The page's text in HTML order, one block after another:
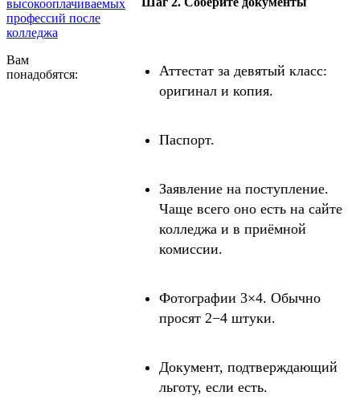
высокооплачиваемых
профессий после
колледжа
Вам
понадобятся:
Аттестат за девятый класс:
оригинал и копия.
Паспорт.
Заявление на поступление.
Чаще всего оно есть на сайте
колледжа и в приёмной
комиссии.
Фотографии 3×4. Обычно
просят 2−4 штуки.
Документ, подтверждающий
льготу, если есть.